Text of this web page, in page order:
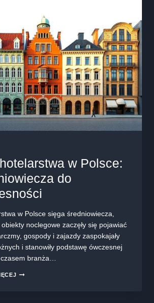
USŁUGACH
w Polsce:
do
w Polsce sięga średniowiecza,
noclegowe zaczęły się pojawiać
gospody i zajazdy zaspokajały
i stanowiły podstawę ówczesnej
branża…
HISTORIA